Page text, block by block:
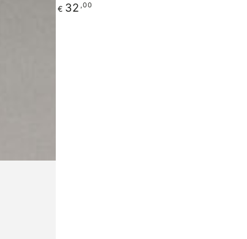
OVERSIZE
Regular
€ 32 ,00